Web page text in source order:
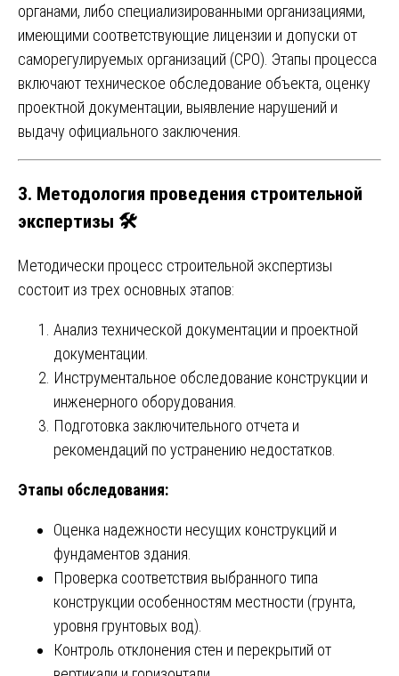
органами, либо специализированными организациями,
имеющими соответствующие лицензии и допуски от
саморегулируемых организаций (СРО). Этапы процесса
включают техническое обследование объекта, оценку
проектной документации, выявление нарушений и
выдачу официального заключения.
3. Методология проведения строительной
экспертизы 🛠️
Методически процесс строительной экспертизы
состоит из трех основных этапов:
Анализ технической документации и проектной
документации.
Инструментальное обследование конструкции и
инженерного оборудования.
Подготовка заключительного отчета и
рекомендаций по устранению недостатков.
Этапы обследования:
Оценка надежности несущих конструкций и
фундаментов здания.
Проверка соответствия выбранного типа
конструкции особенностям местности (грунта,
уровня грунтовых вод).
Контроль отклонения стен и перекрытий от